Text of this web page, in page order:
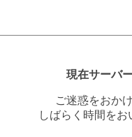
現在サーバ
ご迷惑をおか
しばらく時間を